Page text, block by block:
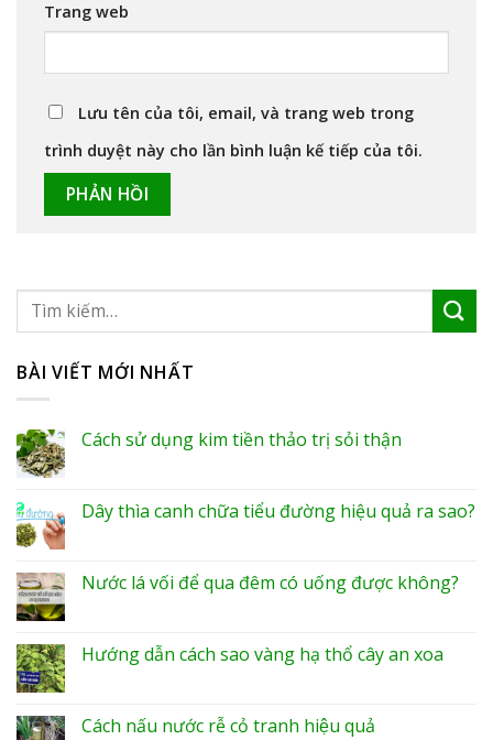
Trang web
Lưu tên của tôi, email, và trang web trong
trình duyệt này cho lần bình luận kế tiếp của tôi.
BÀI VIẾT MỚI NHẤT
Cách sử dụng kim tiền thảo trị sỏi thận
Dây thìa canh chữa tiểu đường hiệu quả ra sao?
Nước lá vối để qua đêm có uống được không?
Hướng dẫn cách sao vàng hạ thổ cây an xoa
Cách nấu nước rễ cỏ tranh hiệu quả